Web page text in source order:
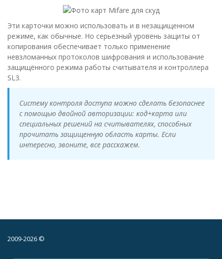
Эти карточки можно использовать и в незащищенном
режиме, как обычные. Но серьезный уровень защиты от
копирования обеспечивает только применение
невзломанных протоколов шифрования и использование
защищённого режима работы считывателя и контроллера
SL3.
Систему контроля доступа можно сделать безопаснее
с помощью двойной авторизации: код+карта или
специальных решений на считывателях, способных
прочитать защищенную область карты. Если
интересно, звоните, все расскажем.
2009-2026 ©